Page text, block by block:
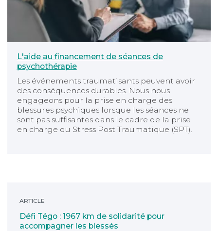
L'aide au financement de séances de
psychothérapie
Les événements traumatisants peuvent avoir
des conséquences durables. Nous nous
engageons pour la prise en charge des
blessures psychiques lorsque les séances ne
sont pas suffisantes dans le cadre de la prise
en charge du Stress Post Traumatique (SPT).
ARTICLE
Défi Tégo : 1967 km de solidarité pour
accompagner les blessés